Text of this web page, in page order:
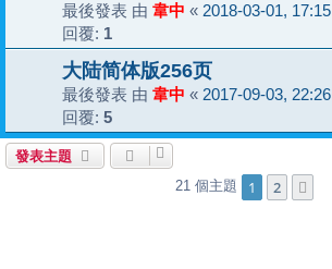
最後發表 由 韋中 « 2018-03-01, 17:15
回覆: 1
大陆简体版256页
最後發表 由 韋中 « 2017-09-03, 22:26
回覆: 5
發表主題
21 個主題 1 2